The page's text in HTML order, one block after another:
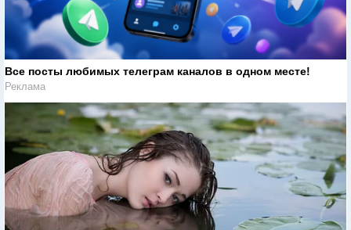
Все посты любимых телеграм каналов в одном месте!
Реклама